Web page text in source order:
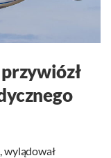
wylądował